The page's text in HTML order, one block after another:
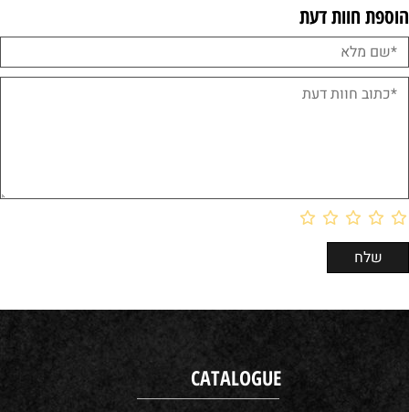
הוספת חוות דעת
CATALOGUE